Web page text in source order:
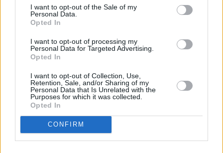
cualquier momento entrando de nuevo en este sitio web o
visitando nuestra política de privacidad.
I want to opt-out of the Sale of my
Personal Data.
Opted In
I want to opt-out of processing my
Personal Data for Targeted Advertising.
Opted In
I want to opt-out of Collection, Use,
Retention, Sale, and/or Sharing of my
Personal Data that Is Unrelated with the
Purposes for which it was collected.
Opted In
CONFIRM